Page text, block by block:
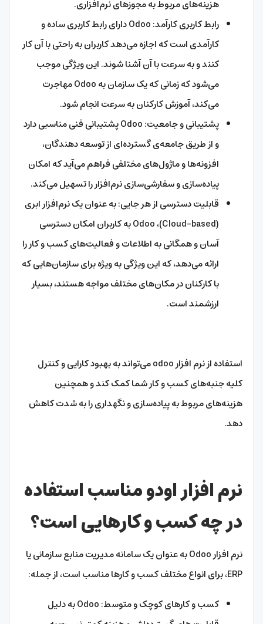
هزینه‌های مربوط به مجوزهای نرم‌افزاری.
رابط کاربری کارآمد: Odoo دارای رابط کاربری ساده و
کارآمدی است که اجازه می‌دهد کاربران به راحتی با آن کار
کنند و به سرعت با آن آشنا شوند. این ویژگی موجب
می‌شود که زمانی که یک سازمان به Odoo مهاجرت
می‌کند، آموزش کارکنان به سرعت انجام شود.
پشتیبانی و جامعیت: Odoo پشتیبانی فنی مناسبی دارد
و از طریق جامعه‌ی گسترده‌ای از توسعه دهندگان،
افزونه‌ها و ماژول‌های مختلفی فراهم می‌آید که امکان
پیاده‌سازی و سفارشی‌سازی نرم‌افزار را تسهیل می‌کند.
قابلیت دسترسی از هر جایی: به عنوان یک نرم‌افزار ابری
(Cloud-based)، Odoo به کاربران امکان دسترسی
آسان و همگانی به اطلاعات و فعالیت‌های کسب و کار را
ارائه می‌دهد، که این ویژگی به ویژه برای سازمان‌هایی که
با کارکنان در مکان‌های مختلف مواجه هستند، بسیار
ارزشمند است.
استفاده از نرم افزار odoo می‌تواند به بهبود کارایی و کنترل
کلیه جنبه‌های کسب و کار شما کمک کند و همچنین
هزینه‌های مربوط به پیاده‌سازی و نگهداری را به شدت کاهش
دهد.
نرم افزار اودو مناسب استفاده
در چه کسب و کارهایی است؟
نرم افزار Odoo به عنوان یک سامانه مدیریت منابع سازمانی یا
ERP، برای انواع مختلف کسب و کارها مناسب است، از جمله:
کسب و کارهای کوچک و متوسط: Odoo به دلیل